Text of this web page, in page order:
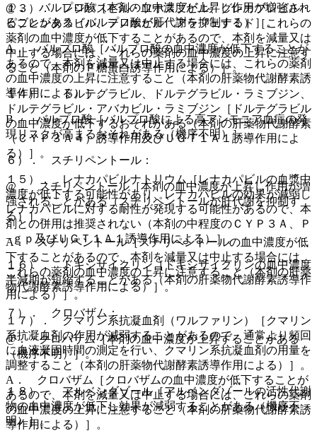
１３）． レジパスビル・ソホスブビル、グレカプレビル・
ピブレンタスビル、テノホビル アラフェナミド［これらの
薬剤の血中濃度が低下することがあるので、本剤を減量又は
中止する場合には、これらの薬剤の血中濃度の上昇に注意す
ること（本剤のＰ糖蛋白誘導作用による）］。
１４）． ドルテグラビル、ドルテグラビル・ラミブジン、
ドルテグラビル・アバカビル・ラミブジン［ドルテグラビル
の血中濃度が低下するおそれがある（本剤の肝薬物代謝酵素
（ＣＹＰ３Ａ４）誘導作用及びＵＧＴ１Ａ１誘導作用によ
る）］。
１５）． レナカパビルナトリウム［レナカパビルの血漿中
濃度が低下する可能性があり、レナカパビルの効果が減弱し
レナカパビルに対する耐性が発現する可能性があるので、本
剤との併用は推奨されない（本剤の中程度のＣＹＰ３Ａ、Ｐ
−ｇｐ及びＵＧＴ１Ａ１誘導作用による）］。
１６）． ドキシサイクリン［ドキシサイクリンの血中濃度
半減期が短縮することがある（本剤の肝薬物代謝酵素誘導作
用による）］。
１７）． クマリン系抗凝血剤（ワルファリン）［クマリン
系抗凝血剤の作用が減弱することがあるので、通常より頻回
に血液凝固時間の測定を行い、クマリン系抗凝血剤の用量を
調整すること（本剤の肝薬物代謝酵素誘導作用による）］。
１８）． アルベンダゾール［アルベンダゾールの活性代謝
物の血中濃度が低下し効果が減弱することがある（機序不
明）］。
@． バルプロ酸［本剤の血中濃度が上昇し作用が増強され
ることがある（バルプロ酸が肝代謝を抑制する）］。
A． バルプロ酸［バルプロ酸の血中濃度が低下することが
あるので、本剤を減量又は中止する場合には、これらの薬剤
の血中濃度の上昇に注意すること（本剤の肝薬物代謝酵素誘
導作用による）］。
B． バルプロ酸［バルプロ酸による高アンモニア血症の発
現リスクが高まるおそれがある（機序不明）］。
６）． スチリペントール：
@． スチリペントール［本剤の血中濃度が上昇し作用が増
強されることがある（スチリペントールが肝代謝を抑制す
る）］。
A． スチリペントール［スチリペントールの血中濃度が低
下することがあるので、本剤を減量又は中止する場合には、
これらの薬剤の血中濃度の上昇に注意すること（本剤の肝薬
物代謝酵素誘導作用による）］。
７）． クロバザム：
@． クロバザム［本剤の血中濃度が上昇することがある
（機序不明）］。
A． クロバザム［クロバザムの血中濃度が低下することが
あるので、本剤を減量又は中止する場合には、これらの薬剤
の血中濃度の上昇に注意すること（本剤の肝薬物代謝酵素誘
導作用による）］。